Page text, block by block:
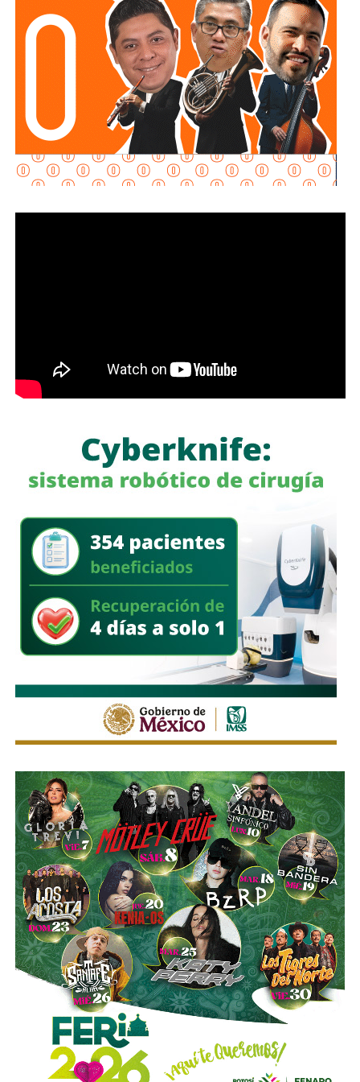
También lee:
Enrique Galindo acelera Vialidades Potosinas
. El juzgador federalrechazó la petición al determinar
que no se acreditaron los requisitos legales
probatoriospara otorgar el arraigo domiciliario,
12 años de la desaparición de los normalistas… Nunca
me he escondido
caso Ayotzinapa